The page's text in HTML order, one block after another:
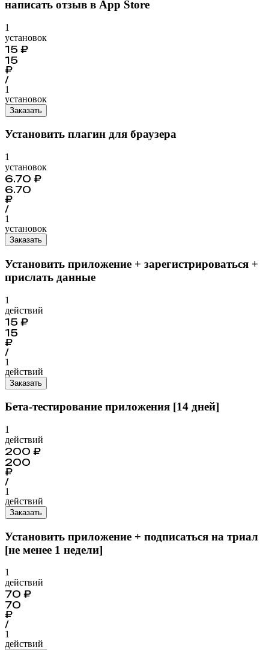
написать отзыв в App Store
1
установок
15 ₽
15
₽
/
1
установок
Заказать
Установить плагин для браузера
1
установок
6.70 ₽
6.70
₽
/
1
установок
Заказать
Установить приложение + зарегистрироваться +
прислать данные
1
действий
15 ₽
15
₽
/
1
действий
Заказать
Бета-тестирование приложения [14 дней]
1
действий
200 ₽
200
₽
/
1
действий
Заказать
Установить приложение + подписаться на триал
[не менее 1 недели]
1
действий
70 ₽
70
₽
/
1
действий